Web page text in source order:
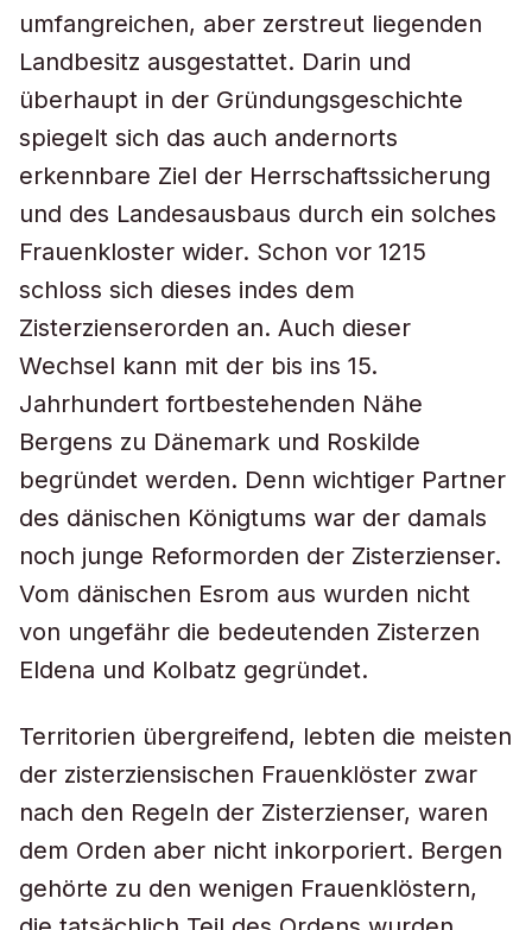
umfangreichen, aber zerstreut liegenden
Landbesitz ausgestattet. Darin und
überhaupt in der Gründungsgeschichte
spiegelt sich das auch andernorts
erkennbare Ziel der Herrschaftssicherung
und des Landesausbaus durch ein solches
Frauenkloster wider. Schon vor 1215
schloss sich dieses indes dem
Zisterzienserorden an. Auch dieser
Wechsel kann mit der bis ins 15.
Jahrhundert fortbestehenden Nähe
Bergens zu Dänemark und Roskilde
begründet werden. Denn wichtiger Partner
des dänischen Königtums war der damals
noch junge Reformorden der Zisterzienser.
Vom dänischen Esrom aus wurden nicht
von ungefähr die bedeutenden Zisterzen
Eldena und Kolbatz gegründet.
Territorien übergreifend, lebten die meisten
der zisterziensischen Frauenklöster zwar
nach den Regeln der Zisterzienser, waren
dem Orden aber nicht inkorporiert. Bergen
gehörte zu den wenigen Frauenklöstern,